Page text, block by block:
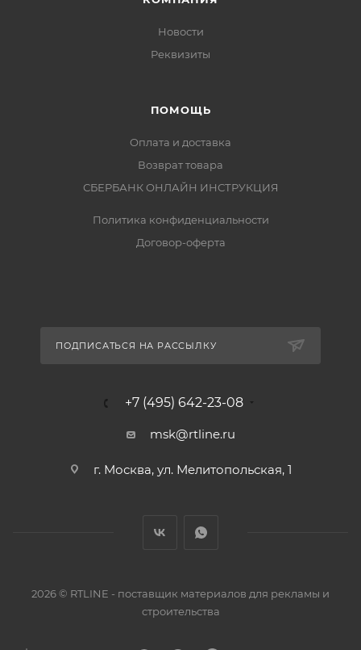
Новости
Реквизиты
ПОМОЩЬ
Оплата и доставка
Возврат товара
СБЕРБАНК ОНЛАЙН ИНСТРУКЦИЯ
Политика конфиденциальности
Договор-оферта
ПОДПИСАТЬСЯ НА РАССЫЛКУ
+7 (495) 642-23-08
msk@rtline.ru
г. Москва, ул. Мелитопольская, 1
2026 © RTLINE - поставщик материалов для рекламы и
строительства